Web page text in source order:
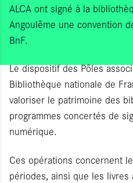
ALCA ont signé à la
Angoulême une convention
BnF.
Le dispositif des Pôles
Bibliothèque nationale de
valoriser le patrimoine des
programmes concertés de
numérique.
Ces opérations concernent
périodes, ainsi que les livres